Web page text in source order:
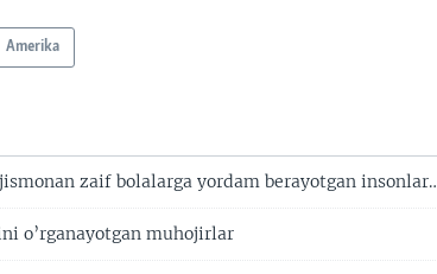
Amerika
zaif bolalarga yordam berayotgan
o’rganayotgan muhojirlar